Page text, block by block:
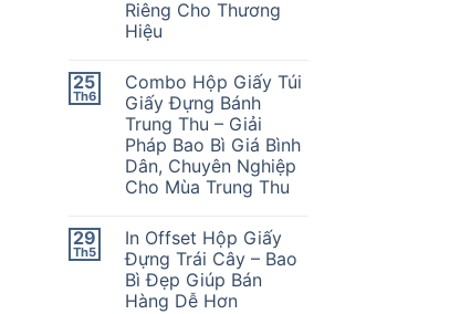
Riêng Cho Thương
Hiệu
25
Th6
Combo Hộp Giấy Túi
Giấy Đựng Bánh
Trung Thu – Giải
Pháp Bao Bì Giá Bình
Dân, Chuyên Nghiệp
Cho Mùa Trung Thu
29
Th5
In Offset Hộp Giấy
Đựng Trái Cây – Bao
Bì Đẹp Giúp Bán
Hàng Dễ Hơn